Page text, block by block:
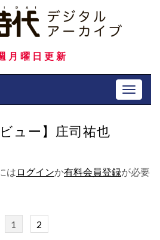
月曜日更新
Toggle
ュー】庄司祐也
は ログインか有料会員登録が必要
1 2